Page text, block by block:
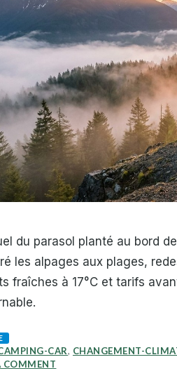
du parasol planté au bord
les alpages aux plages,
fraîches à 17°C et tarifs
CAR, CHANGEMENT-
COMMENT